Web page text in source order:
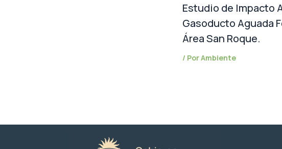
Estudio de Impacto
Gasoducto Aguada
Área San Roque.
/ PorAmbiente